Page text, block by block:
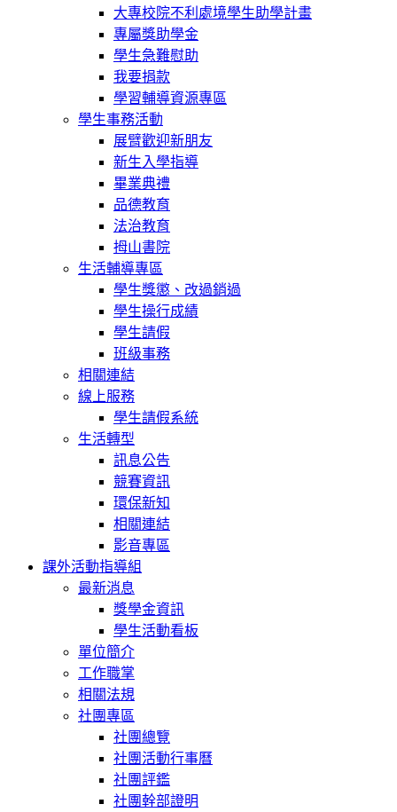
大專校院不利處境學生助學計畫
專屬獎助學金
學生急難慰助
我要捐款
學習輔導資源專區
學生事務活動
展臂歡迎新朋友
新生入學指導
畢業典禮
品德教育
法治教育
拇山書院
生活輔導專區
學生獎懲、改過銷過
學生操行成績
學生請假
班級事務
相關連結
線上服務
學生請假系統
生活轉型
訊息公告
競賽資訊
環保新知
相關連結
影音專區
課外活動指導組
最新消息
獎學金資訊
學生活動看板
單位簡介
工作職掌
相關法規
社團專區
社團總覽
社團活動行事曆
社團評鑑
社團幹部證明